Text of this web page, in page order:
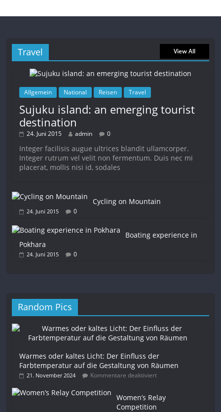
Travel View All
Allgemein National Reisen Travel
Sujuku island: an emerging tourist
destination
24. Juni 2015 admin 0
Integer facilisis augue ultrices blandit ullamcorper.
Integer rutrum vel velit non fermentum. Duis nec mi
placerat, mollis nisi id, sodales
Cycling on Mountain
24. Juni 2015 0
Boating experience in
Pokhara
24. Juni 2015 0
Random Pics
Warmes oder kaltes Licht: Der Einfluss der
Farbtemperatur auf die Gestaltung von Räumen
21. November 2024 Kommentare deaktiviert
Women’s Relay
Competition